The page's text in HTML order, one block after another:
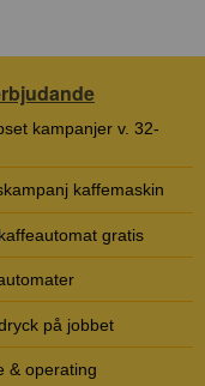
kampanjer v. 32-
kaffemaskin
gratis
på jobbet
& operating